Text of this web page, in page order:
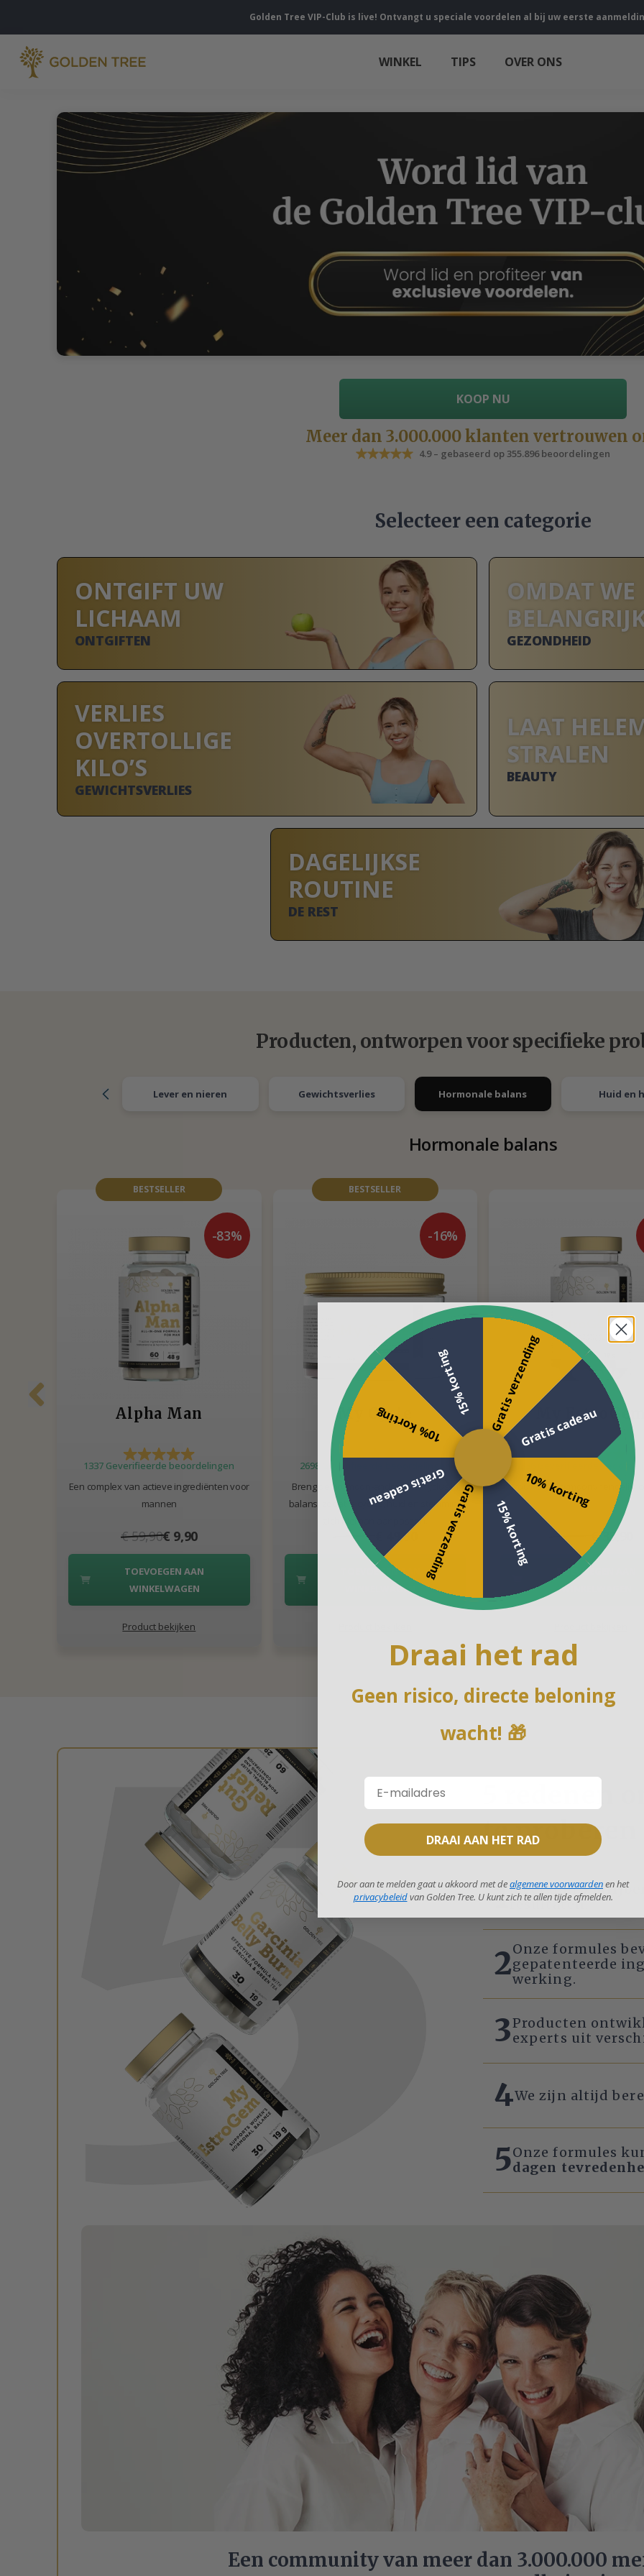
Golden Tree VIP-Club is live! Ontvangt u speciale voordelen al bij uw eerste
WINKEL TIPS OVER ONS
KOOP NU
Meer dan 3.000.000 klanten vertrouwen
4.9 – gebaseerd op 355.896 beoordelingen
Selecteer een categorie
ONTGIFT UW
LICHAAM
ONTGIFTEN
OMDAT WE
GEZONDHEID
VERLIES
OVERTOLLIGE
KILO’S
GEWICHTSVERLIES
LAAT
STRALEN
BEAUTY
DAGELIJKSE
ROUTINE
DE REST
Producten, ontworpen voor specifieke
Lever en nieren Gewichtsverlies Hormonale balans Huid en
Hormonale balans
BESTSELLER
-83%
Alpha Man
1337 Geverifieerde beoordelingen
Een complex van actieve ingrediënten voor
mannen
€ 59,90€ 9,90
TOEVOEGEN AAN
WINKELWAGEN
Product bekijken
BESTSELLER
-16%
My Cycle
2698 Geverifieerde beoordelingen
Breng de hormoon-androgeen-cyclus in
balans, zodat je cyclus, huid en stemming
zich hieraan aanpassen.
€ 59,90 € 49,90
TOEVOEGEN AAN
WINKELWAGEN
My
1336 Geverifieerde
Vrouwelijk hormoonvriendelijk
€ 50,90 € 33,90
TOEVOEGEN AAN
WINKELWAGEN
te proberen
1Meer dan3
resultaten.
2Onze formules
gepatenteerde
werking.
3Producten
experts uit
4We zijn altijd
5Onze formules
dagen
Een community van meer dan 3.000.000
Gratis verzending
Gratis cadeau
10% korting
15% korting
Gratis verzending
Gratis cadeau
10% korting
15% korting
Draai het rad
Geen risico, directe beloning
wacht! 🎁
DRAAI AAN HET RAD
Door aan te melden gaat u akkoord met dealgemene voorwaardenen het
privacybeleidvan Golden Tree. U kunt zich te allen tijde afmelden.